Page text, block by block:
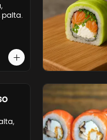
palta.